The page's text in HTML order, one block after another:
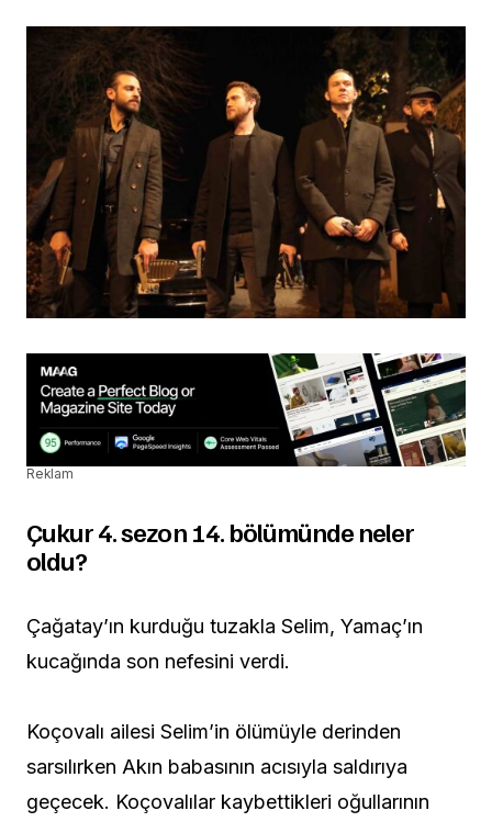
Reklam
Çukur 4. sezon 14. bölümünde neler
oldu?
Çağatay’ın kurduğu tuzakla Selim, Yamaç’ın
kucağında son nefesini verdi.
Koçovalı ailesi Selim’in ölümüyle derinden
sarsılırken Akın babasının acısıyla saldırıya
geçecek. Koçovalılar kaybettikleri oğullarının